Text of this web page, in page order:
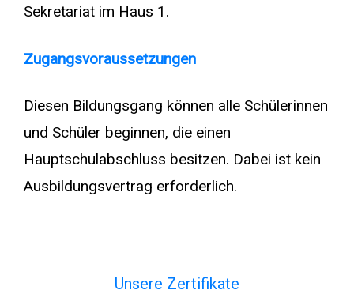
Sekretariat im Haus 1.
Zugangsvoraussetzungen
Diesen Bildungsgang können alle Schülerinnen
und Schüler beginnen, die einen
Hauptschulabschluss besitzen. Dabei ist kein
Ausbildungsvertrag erforderlich.
Unsere Zertifikate